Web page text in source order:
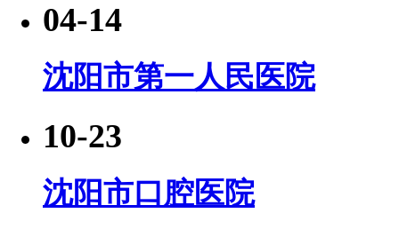
04-14
沈阳市第一人民医院
10-23
沈阳市口腔医院